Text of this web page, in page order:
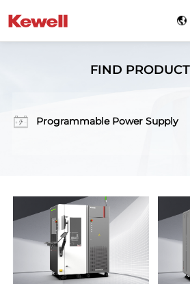
FIND
Programmable Power Supply